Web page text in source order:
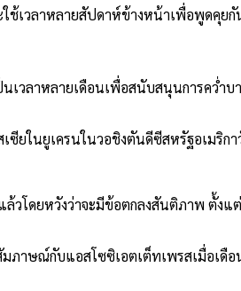
เวลาหลายสัปดาห์ข้างหน้าเพื่อพูดคุยกั
วลาหลายเดือนเพื่อสนับสนุนการคว่ำบ
ซียในยูเครนในวอชิงตันดีซีสหรัฐอเมริก
โดยหวังว่าจะมีข้อตกลงสันติภาพ ตั้งแ
มภาษณ์กับแอสโซซิเอตเต็ทเพรสเมื่อเดื